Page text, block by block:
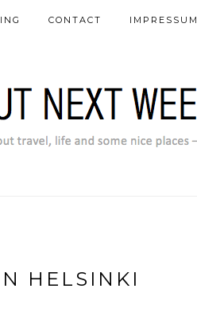
CONTACT IMPRESSUM
HELSINKI